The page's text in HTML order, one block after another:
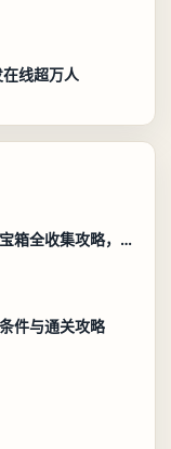
线超万人
明日方舟终末地阿伯莉采石场宝箱全收集攻略，全点位分布图与路线
件与通关攻略